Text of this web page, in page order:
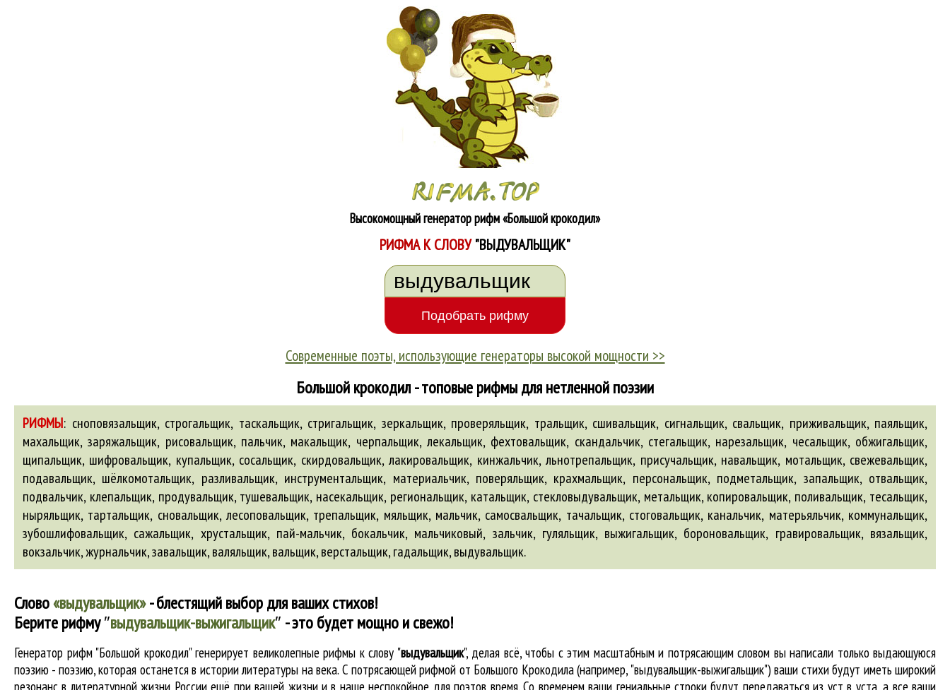
Высокомощный генератор рифм«Большой крокодил»
РИФМА К СЛОВУ"ВЫДУВАЛЬЩИК"
Современные поэты, использующие генераторы высокой мощности >>
Большой крокодил - топовые рифмы для нетленной поэзии
РИФМЫ: сноповязальщик, строгальщик, таскальщик, стригальщик, зеркальщик, проверяльщик, тральщик, сшивальщик, сигнальщик, свальщик, приживальщик, паяльщик,
махальщик, заряжальщик, рисовальщик, пальчик, макальщик, черпальщик, лекальщик, фехтовальщик, скандальчик, стегальщик, нарезальщик, чесальщик, обжигальщик,
щипальщик, шифровальщик, купальщик, сосальщик, скирдовальщик, лакировальщик, кинжальчик, льнотрепальщик, присучальщик, навальщик, мотальщик, свежевальщик,
подавальщик, шёлкомотальщик, разливальщик, инструментальщик, материальчик, поверяльщик, крахмальщик, персональщик, подметальщик, запальщик, отвальщик,
подвальчик, клепальщик, продувальщик, тушевальщик, насекальщик, региональщик, катальщик, стекловыдувальщик, метальщик, копировальщик, поливальщик, тесальщик,
ныряльщик, тартальщик, сновальщик, лесоповальщик, трепальщик, мяльщик, мальчик, самосвальщик, тачальщик, стоговальщик, канальчик, матерьяльчик, коммунальщик,
зубошлифовальщик, сажальщик, хрустальщик, пай-мальчик, бокальчик, мальчиковый, зальчик, гуляльщик, выжигальщик, бороновальщик, гравировальщик, вязальщик,
вокзальчик,журнальчик,завальщик,валяльщик,вальщик,верстальщик,гадальщик,выдувальщик.
Слово«выдувальщик»- блестящий выбор для ваших стихов!
Берите рифму″выдувальщик-выжигальщик″ - это будет мощно и свежо!
Генератор рифм "Большой крокодил" генерирует великолепные рифмы к слову "выдувальщик", делая всё, чтобы с этим масштабным и потрясающим словом вы написали только выдающуюся
поэзию - поэзию, которая останется в истории литературы на века. С потрясающей рифмой от Большого Крокодила (например, "выдувальщик-выжигальщик") ваши стихи будут иметь широкий
резонанс в литературной жизни России ещё при вашей жизни и в наше неспокойное для поэтов время. Со временем ваши гениальные строки будут передаваться из уст в уста, а все ваши